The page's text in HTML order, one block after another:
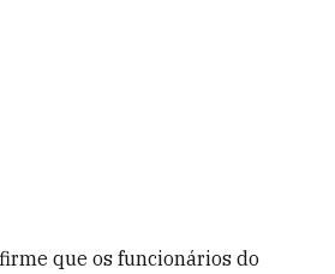
que os funcionários do